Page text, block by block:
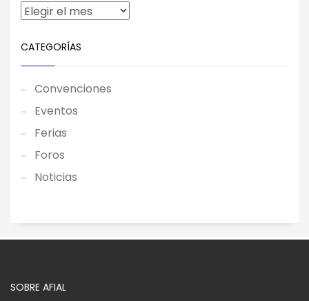
CATEGORÍAS
Convenciones
Eventos
Ferias
Foros
Noticias
SOBRE AFIAL